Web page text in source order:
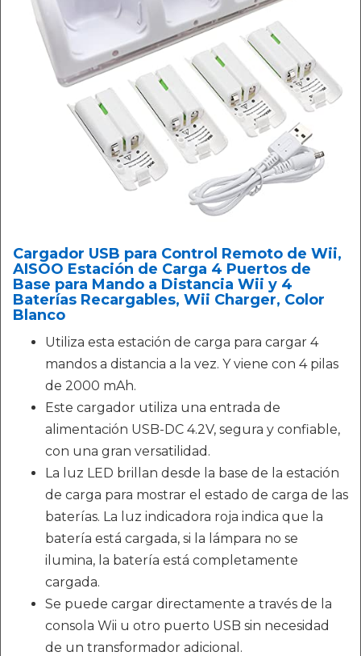
Cargador USB para Control Remoto de Wii,
AISOO Estación de Carga 4 Puertos de
Base para Mando a Distancia Wii y 4
Baterías Recargables, Wii Charger, Color
Blanco
Utiliza esta estación de carga para cargar 4
mandos a distancia a la vez. Y viene con 4 pilas
de 2000 mAh.
Este cargador utiliza una entrada de
alimentación USB-DC 4.2V, segura y confiable,
con una gran versatilidad.
La luz LED brillan desde la base de la estación
de carga para mostrar el estado de carga de las
baterías. La luz indicadora roja indica que la
batería está cargada, si la lámpara no se
ilumina, la batería está completamente
cargada.
Se puede cargar directamente a través de la
consola Wii u otro puerto USB sin necesidad
de un transformador adicional.